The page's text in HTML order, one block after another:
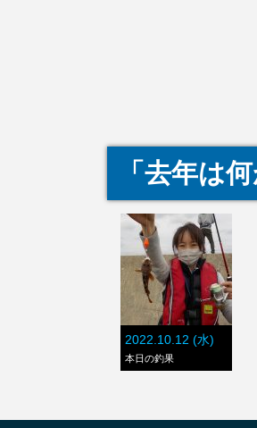
「去年は
2022.10.12 (水)
本日の釣果